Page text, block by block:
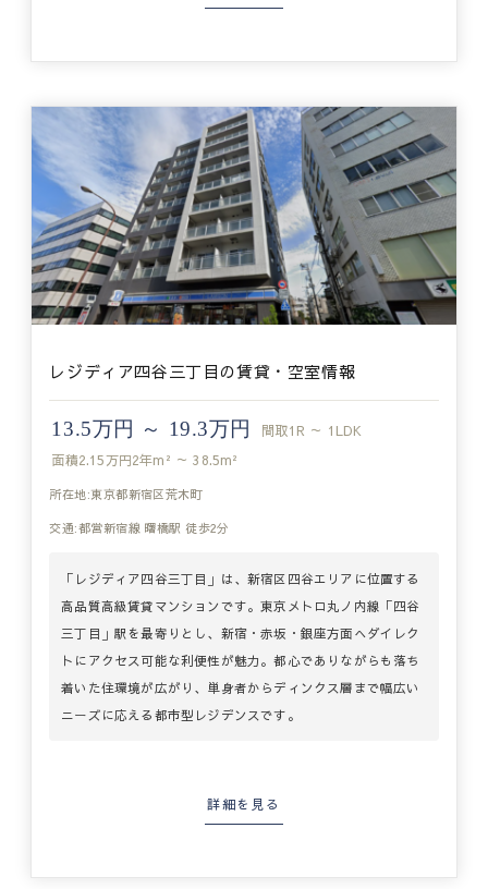
レジディア四谷三丁目の賃貸・空室情報
13.5万円 ～ 19.3万円 間取1R ～ 1LDK
面積2.15万円2年m² ～ 38.5m²
所在地:東京都新宿区荒木町
交通:都営新宿線 曙橋駅 徒歩2分
「レジディア四谷三丁目」は、新宿区四谷エリアに位置する
高品質高級賃貸マンションです。東京メトロ丸ノ内線「四谷
三丁目」駅を最寄りとし、新宿・赤坂・銀座方面へダイレク
トにアクセス可能な利便性が魅力。都心でありながらも落ち
着いた住環境が広がり、単身者からディンクス層まで幅広い
ニーズに応える都市型レジデンスです。
詳細を見る